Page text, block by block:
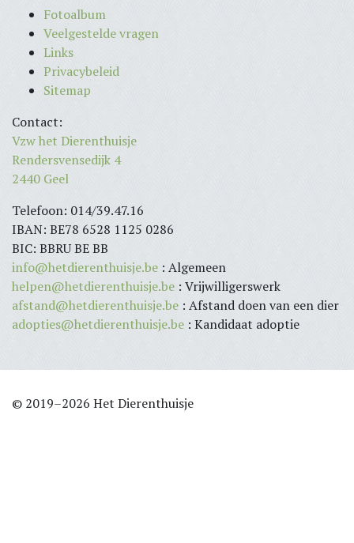
Fotoalbum
Veelgestelde vragen
Links
Privacybeleid
Sitemap
Contact:
Vzw het Dierenthuisje
Rendersvensedijk 4
2440 Geel
Telefoon: 014/39.47.16
IBAN: BE78 6528 1125 0286
BIC: BBRU BE BB
info@hetdierenthuisje.be : Algemeen
helpen@hetdierenthuisje.be : Vrijwilligerswerk
afstand@hetdierenthuisje.be : Afstand doen van een dier
adopties@hetdierenthuisje.be : Kandidaat adoptie
© 2019–2026 Het Dierenthuisje